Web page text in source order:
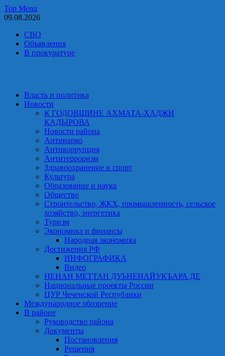
Skip
to
Top Menu
09.08.2026
СВО
Объявления
В прокуратуре
Власть и политика
Новости
К ГОДОВЩИНЕ АХМАТА-ХАДЖИ
КАДЫРОВА
Новости района
Антинарко
Антикоррупция
Антитерроризм
Здравоохранение и спорт
Культура
Образование и наука
Общество
Строительство, ЖКХ, промышленность, сельское
хозяйство, энергетика
Туризм
Экономика и финансы
Народная экономика
Достижения РФ
ИНФОГРАФИКА
Видео
НЕНАН МЕТТАН ДУЬНЕНАЙУКЪАРА ДЕ
Национальные проекты России
ЦУР Чеченской Республики
Международное обозрение
В районе
Руководство района
Документы
Постановления
Решения